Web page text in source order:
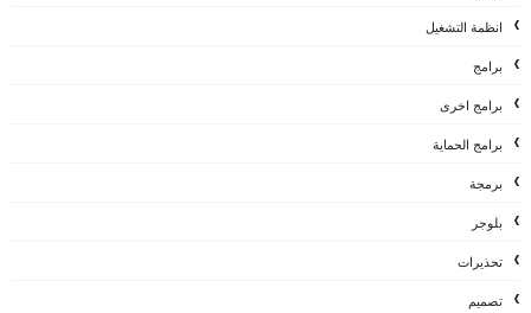
انظمة التشغيل
برامج
برامج اخرى
برامج الحماية
برمجة
بلوجر
تحذيرات
تصميم